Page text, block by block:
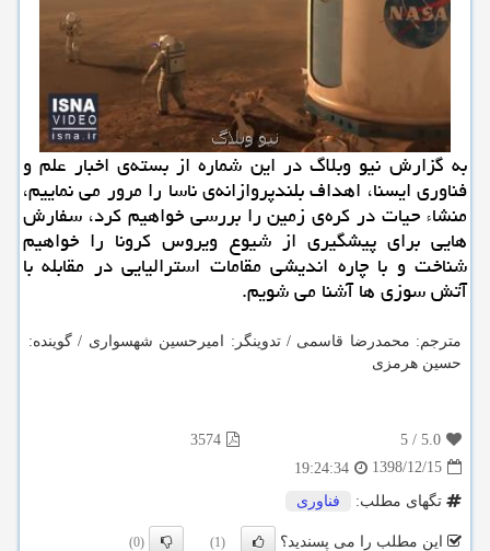
به گزارش نیو وبلاگ در این شماره از بسته‌ی اخبار علم و
فناوری ایسنا، اهداف بلندپروازانه‌ی ناسا را مرور می نماییم،
منشاء حیات در كره‌ی زمین را بررسی خواهیم كرد، سفارش
هایی برای پیشگیری از شیوع ویروس كرونا را خواهیم
شناخت و با چاره اندیشی مقامات استرالیایی در مقابله با
آتش سوزی ها آشنا می شویم.
مترجم: محمدرضا قاسمی / تدوینگر: امیرحسین شهسواری / گوینده:
حسین هرمزی
5.0
/
5
3574
1398/12/15
19:24:34
تگهای مطلب:
فناوری
این مطلب را می پسندید؟ (1)
(0)